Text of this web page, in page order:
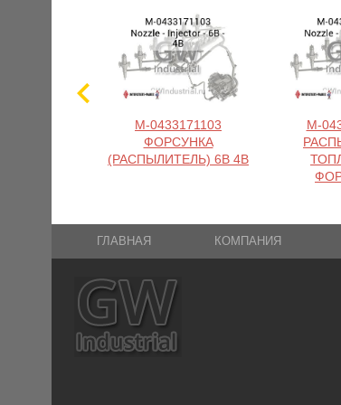
M-0433171103
ФОРСУНКА
(РАСПЫЛИТЕЛЬ) 6B 4B
M-
ГЛАВНАЯ КОМПАНИЯ